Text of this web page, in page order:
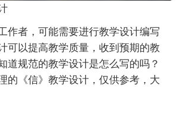
作者，可能需要进行教学设计编写
可以提高教学质量，收到预期的教
道规范的教学设计是怎么写的吗？
的《信》教学设计，仅供参考，大